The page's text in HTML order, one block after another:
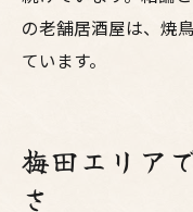
鳥料理を通
の老舗居酒屋は、焼
ています。
梅田エリア
さ